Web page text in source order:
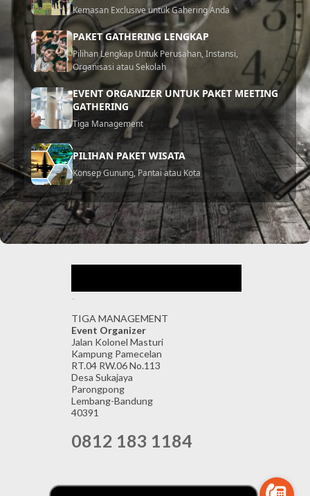
Kemasan Exclusive untuk Gahering Anda
PAKET GATHERING LENGKAP
Pilihan Lengkap Untuk Perusahan, Instansi,
Organisasi atau Sekolah
EVENT ORGANIZER UNTUK PAKET MEETING
GATHERING
Tiga Management
PILIHAN PAKET WISATA
Konsep Gunung, Pantai atau Kota
TIGA MANAGEMENT
Event Organizer
Jalan Kolonel Masturi
Kampung Pamecelan
RT.04 RW.06 No.113
Desa Sukajaya
Parongpong
Lembang-Bandung
40391
0812 183 1184